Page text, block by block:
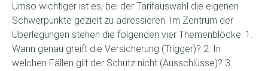
Umso wichtiger ist es, bei der Tarifauswahl die eigenen
Schwerpunkte gezielt zu adressieren. Im Zentrum der
Überlegungen stehen die folgenden vier Themenblöcke: 1.
Wann genau greift die Versicherung (Trigger)? 2. In
welchen Fällen gilt der Schutz nicht (Ausschlüsse)? 3.